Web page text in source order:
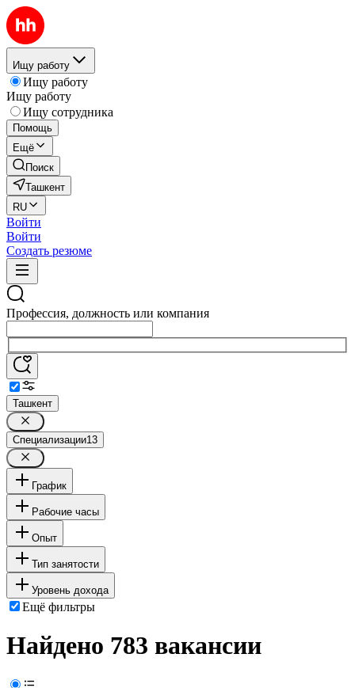
Ищу работу
Ищу работу
Ищу работу
Ищу сотрудника
Помощь
Ещё
Поиск
Ташкент
RU
Войти
Войти
Создать резюме
Профессия, должность или компания
Ташкент
Специализации13
График
Рабочие часы
Опыт
Тип занятости
Уровень дохода
Ещё фильтры
Найдено 783 вакансии